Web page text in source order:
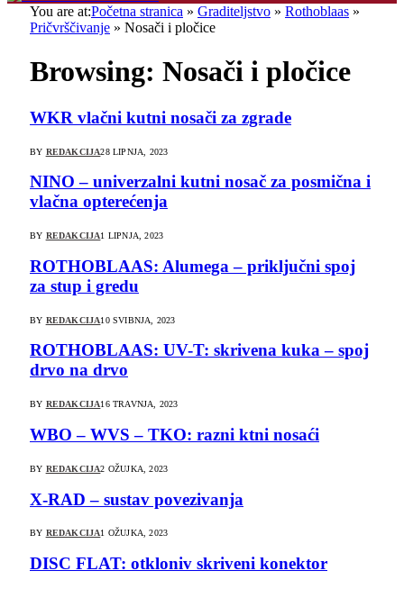
You are at:Početna stranica » Graditeljstvo » Rothoblaas »
Pričvrščivanje » Nosači i pločice
Browsing: Nosači i pločice
WKR vlačni kutni nosači za zgrade
BY REDAKCIJA28 LIPNJA, 2023
NINO – univerzalni kutni nosač za posmična i
vlačna opterećenja
BY REDAKCIJA1 LIPNJA, 2023
ROTHOBLAAS: Alumega – priključni spoj
za stup i gredu
BY REDAKCIJA10 SVIBNJA, 2023
ROTHOBLAAS: UV-T: skrivena kuka – spoj
drvo na drvo
BY REDAKCIJA16 TRAVNJA, 2023
WBO – WVS – TKO: razni ktni nosaći
BY REDAKCIJA2 OŽUJKA, 2023
X-RAD – sustav povezivanja
BY REDAKCIJA1 OŽUJKA, 2023
DISC FLAT: otkloniv skriveni konektor